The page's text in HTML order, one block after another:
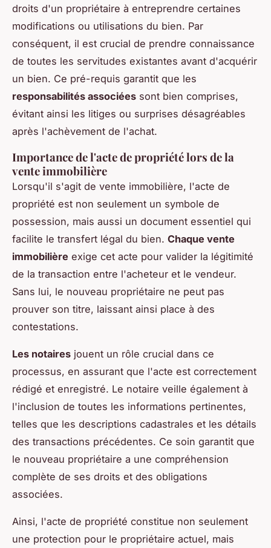
droits d'un propriétaire à entreprendre certaines
modifications ou utilisations du bien. Par
conséquent, il est crucial de prendre connaissance
de toutes les servitudes existantes avant d'acquérir
un bien. Ce pré-requis garantit que les
responsabilités associées sont bien comprises,
évitant ainsi les litiges ou surprises désagréables
après l'achèvement de l'achat.
Importance de l'acte de propriété lors de la
vente immobilière
Lorsqu'il s'agit de vente immobilière, l'acte de
propriété est non seulement un symbole de
possession, mais aussi un document essentiel qui
facilite le transfert légal du bien. Chaque vente
immobilière exige cet acte pour valider la légitimité
de la transaction entre l'acheteur et le vendeur.
Sans lui, le nouveau propriétaire ne peut pas
prouver son titre, laissant ainsi place à des
contestations.
Les notaires jouent un rôle crucial dans ce
processus, en assurant que l'acte est correctement
rédigé et enregistré. Le notaire veille également à
l'inclusion de toutes les informations pertinentes,
telles que les descriptions cadastrales et les détails
des transactions précédentes. Ce soin garantit que
le nouveau propriétaire a une compréhension
complète de ses droits et des obligations
associées.
Ainsi, l'acte de propriété constitue non seulement
une protection pour le propriétaire actuel, mais